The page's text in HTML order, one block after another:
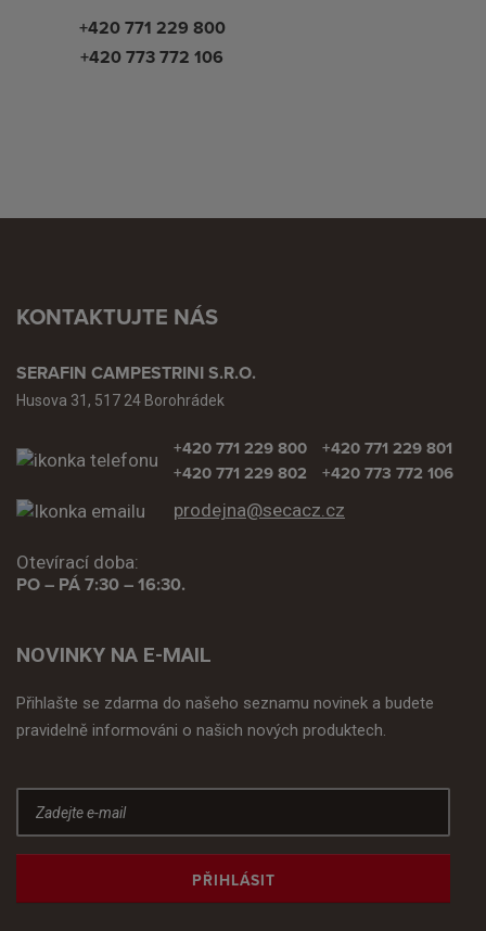
+420 771 229 800
+420 773 772 106
KONTAKTUJTE NÁS
SERAFIN CAMPESTRINI S.R.O.
Husova 31, 517 24 Borohrádek
+420 771 229 800
+420 771 229 802
+420 771 229 801
+420 773 772 106
prodejna@secacz.cz
Otevírací doba:
PO – PÁ 7:30 – 16:30.
NOVINKY NA E-MAIL
Přihlašte se zdarma do našeho seznamu novinek a budete
pravidelně informováni o našich nových produktech.
PŘIHLÁSIT